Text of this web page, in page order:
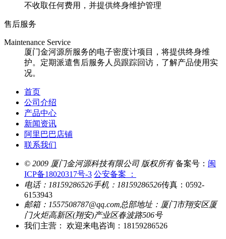
不收取任何费用，并提供终身维护管理
售后服务
Maintenance Service
厦门金河源所服务的电子密度计项目，将提供终身维
护。定期派遣售后服务人员跟踪回访，了解产品使用实
况。
首页
公司介绍
产品中心
新闻资讯
阿里巴巴店铺
联系我们
© 2009 厦门金河源科技有限公司 版权所有备案号： 闽
ICP备18020317号-3 公安备案 ：
电话：18159286526手机：18159286526传真：0592-
6153943
邮箱：1557508787@qq.com总部地址：厦门市翔安区厦
门火炬高新区(翔安)产业区春波路506号
我们主营： 欢迎来电咨询：18159286526